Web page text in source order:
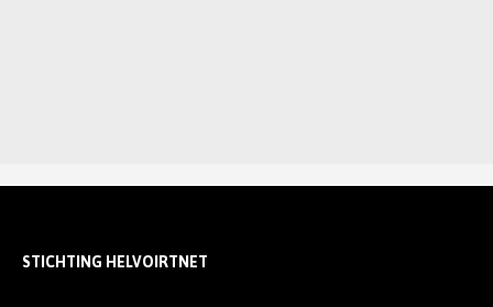
STICHTING HELVOIRTNET